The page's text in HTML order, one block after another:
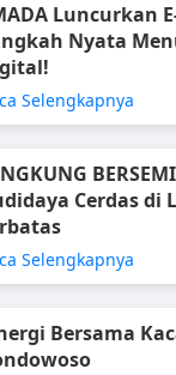
Luncurkan
Nyata
Selengkapnya
Cerdas di
Selengkapnya
Bersama